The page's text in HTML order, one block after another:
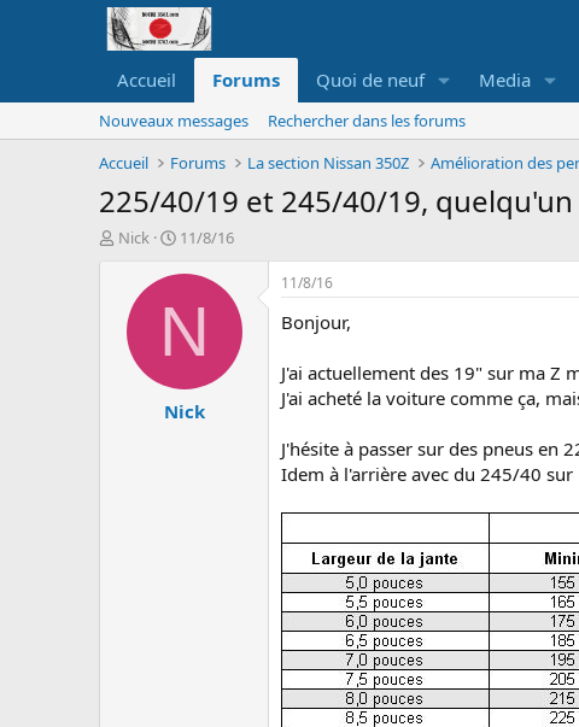
Accueil Forums Quoi de neuf Media
Nouveaux messages
Rechercher dans les forums
Accueil
Forums La section Nissan 350Z Amélioration des
225/40/19 et 245/40/19, quelqu'un
A
Nick
D
t
d
e
é
b
11/8/16
N
Nick
11/8/16
Bonjour,
J'ai actuellement des 19" sur ma Z
J'ai acheté la voiture comme ça,
J'hésite à passer sur des pneus en
Idem à l'arrière avec du 245/40 sur